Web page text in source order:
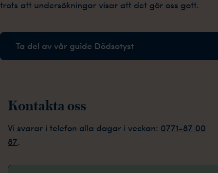
trots att undersökningar visar att det gör oss gott.
Ta del av vår guide Dödsotyst
Kontakta oss
Vi svarar i telefon alla dagar i veckan: 0771-87 00
87.